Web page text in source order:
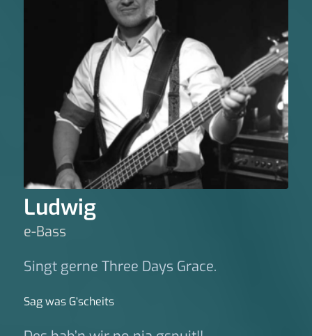
Ludwig
e-Bass
Singt gerne Three Days Grace.
Sag was G‘scheits